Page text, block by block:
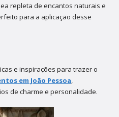
repleta de encantos naturais e
para a aplicação desse
e inspirações para trazer o
em João Pessoa,
de charme e personalidade.